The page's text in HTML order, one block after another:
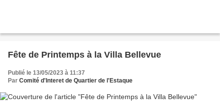
Fête de Printemps à la Villa Bellevue
Publié le 13/05/2023 à 11:37
Par Comité d'Interet de Quartier de l'Estaque